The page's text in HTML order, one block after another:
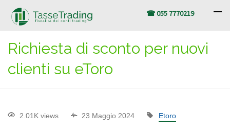
☎ 055 7770219
Richiesta di sconto per nuovi
clienti su eToro
2.01K views 23 Maggio 2024 Etoro